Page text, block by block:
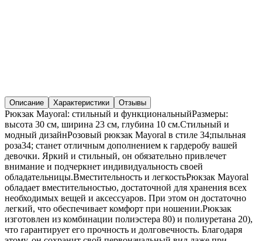
Описание Характеристики Отзывы
Рюкзак Mayoral: стильный и функциональныйРазмеры:
высота 30 см, ширина 23 см, глубина 10 см.Стильный и
модный дизайнРозовый рюкзак Mayoral в стиле 34;пыльная
роза34; станет отличным дополнением к гардеробу вашей
девочки. Яркий и стильный, он обязательно привлечет
внимание и подчеркнет индивидуальность своей
обладательницы.Вместительность и легкостьРюкзак Mayoral
обладает вместительностью, достаточной для хранения всех
необходимых вещей и аксессуаров. При этом он достаточно
легкий, что обеспечивает комфорт при ношении.Рюкзак
изготовлен из комбинации полиэстера 80) и полиуретана 20),
что гарантирует его прочность и долговечность. Благодаря